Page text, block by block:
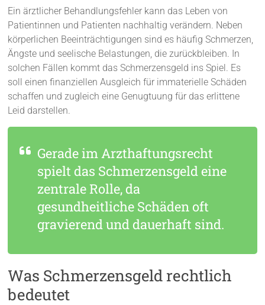
Ein ärztlicher Behandlungsfehler kann das Leben von
Patientinnen und Patienten nachhaltig verändern. Neben
körperlichen Beeinträchtigungen sind es häufig Schmerzen,
Ängste und seelische Belastungen, die zurückbleiben. In
solchen Fällen kommt das Schmerzensgeld ins Spiel. Es
soll einen finanziellen Ausgleich für immaterielle Schäden
schaffen und zugleich eine Genugtuung für das erlittene
Leid darstellen.
Gerade im Arzthaftungsrecht
spielt das Schmerzensgeld eine
zentrale Rolle, da
gesundheitliche Schäden oft
gravierend und dauerhaft sind.
Was Schmerzensgeld rechtlich
bedeutet